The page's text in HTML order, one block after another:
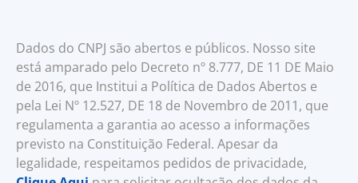
Dados do CNPJ são abertos e públicos. Nosso site
está amparado pelo Decreto nº 8.777, DE 11 DE Maio
de 2016, que Institui a Política de Dados Abertos e
pela Lei Nº 12.527, DE 18 de Novembro de 2011, que
regulamenta a garantia ao acesso a informações
previsto na Constituição Federal. Apesar da
legalidade, respeitamos pedidos de privacidade,